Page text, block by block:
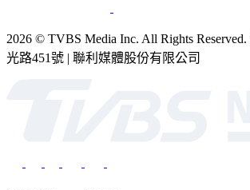
2026 © TVBS Media Inc. All Rights
光路451號 | 聯利媒體股份有限公司